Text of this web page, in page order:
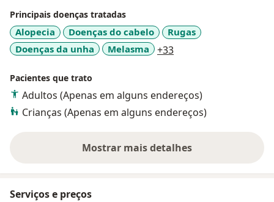
Principais doenças tratadas
Alopecia Doenças do cabelo
Rugas
Doenças da unha
Melasma +33
Pacientes que trato
Adultos (Apenas em alguns endereços)
Crianças (Apenas em alguns endereços)
Mostrar mais detalhes
sobre a experiência
Serviços e preços